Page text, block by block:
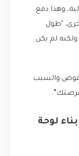
وهذا دفع
‘طول
ولكنه لم يكن
والسبب
لوحة